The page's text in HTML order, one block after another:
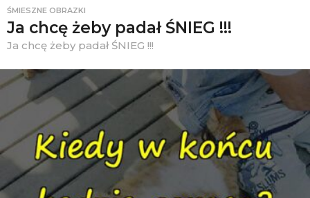
ŚMIESZNE OBRAZKI
Ja chcę żeby padał ŚNIEG !!!
Ja chcę żeby padał ŚNIEG !!!